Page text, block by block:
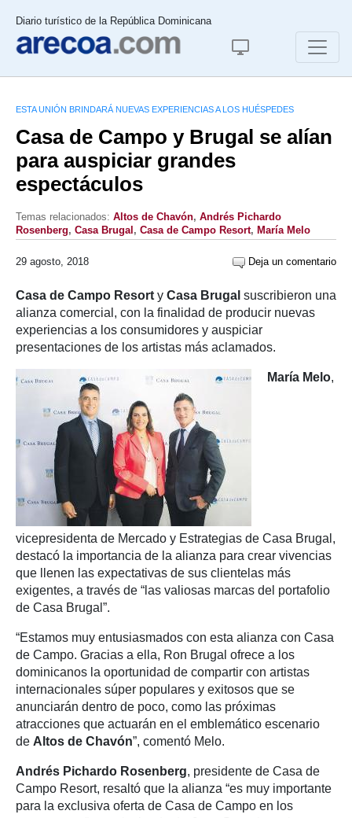
Diario turístico de la República Dominicana
ESTA UNIÓN BRINDARÁ NUEVAS EXPERIENCIAS A LOS HUÉSPEDES
Casa de Campo y Brugal se alían
para auspiciar grandes
espectáculos
Temas relacionados: Altos de Chavón, Andrés Pichardo
Rosenberg, Casa Brugal , Casa de Campo Resort, María Melo
29 agosto, 2018 Deja un comentario
Casa de Campo Resort y Casa Brugal suscribieron una
alianza comercial, con la finalidad de producir nuevas
experiencias a los consumidores y auspiciar
presentaciones de los artistas más aclamados.
María Melo,
vicepresidenta de Mercado y Estrategias de Casa Brugal,
destacó la importancia de la alianza para crear vivencias
que llenen las expectativas de sus clientelas más
exigentes, a través de “las valiosas marcas del portafolio
de Casa Brugal”.
“Estamos muy entusiasmados con esta alianza con Casa
de Campo. Gracias a ella, Ron Brugal ofrece a los
dominicanos la oportunidad de compartir con artistas
internacionales súper populares y exitosos que se
anunciarán dentro de poco, como las próximas
atracciones que actuarán en el emblemático escenario
de Altos de Chavón”, comentó Melo.
Andrés Pichardo Rosenberg, presidente de Casa de
Campo Resort, resaltó que la alianza “es muy importante
para la exclusiva oferta de Casa de Campo en los